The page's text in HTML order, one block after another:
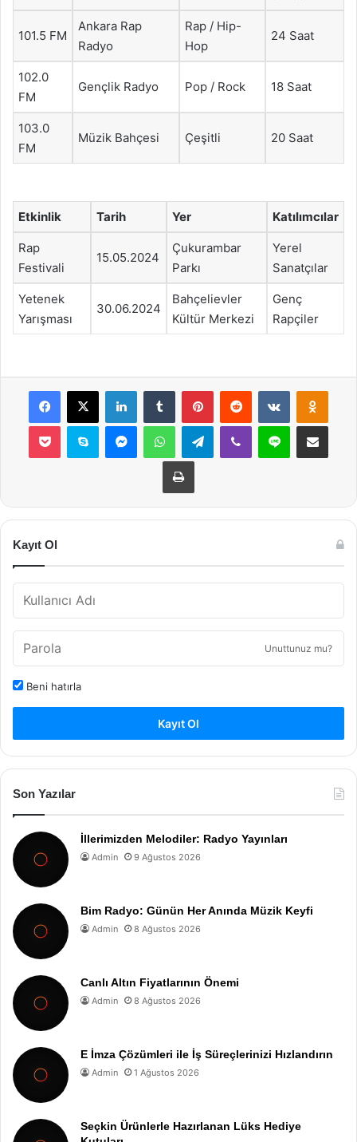
101.5 FM
Ankara Rap
Radyo
Rap / Hip-
Hop
24 Saat
102.0
FM
Gençlik Radyo Pop / Rock 18 Saat
103.0
FM
Müzik Bahçesi Çeşitli 20 Saat
Etkinlik Tarih Yer Katılımcılar
Rap
Festivali
15.05.2024
Çukurambar
Parkı
Yerel
Sanatçılar
Yetenek
Yarışması
30.06.2024
Bahçelievler
Kültür Merkezi
Genç
Rapçiler
Facebook
X LinkedInTumblr PinterestReddit VKontakte
Pocket Skype MessengerWhatsAppTelegramViber Line E-Posta ile
Yazdır
Kayıt Ol
Unuttunuz mu?
Beni hatırla
Kayıt Ol
Son Yazılar
İllerimizden Melodiler: Radyo Yayınları
Admin 9 Ağustos 2026
Bim Radyo: Günün Her Anında Müzik Keyfi
Admin 8 Ağustos 2026
Canlı Altın Fiyatlarının Önemi
Admin 8 Ağustos 2026
E İmza Çözümleri ile İş Süreçlerinizi Hızlandırın
Admin 1 Ağustos 2026
Seçkin Ürünlerle Hazırlanan Lüks Hediye